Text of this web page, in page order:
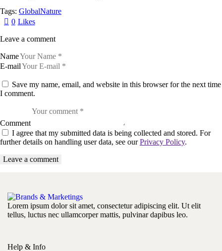
Tags: GlobalNature
0 Likes
Leave a comment
Name
E-mail
Save my name, email, and website in this browser for the next time
I comment.
Comment
I agree that my submitted data is being collected and stored. For
further details on handling user data, see ourPrivacy Policy.
Lorem ipsum dolor sit amet, consectetur adipiscing elit. Ut elit
tellus, luctus nec ullamcorper mattis, pulvinar dapibus leo.
Help & Info